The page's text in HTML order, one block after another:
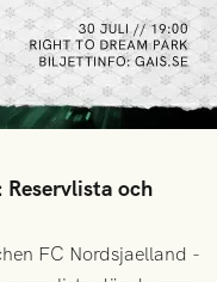
och
FC Nordsjaelland -